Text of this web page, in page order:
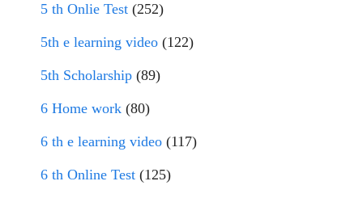
5 th Onlie Test (252)
5th e learning video (122)
5th Scholarship (89)
6 Home work (80)
6 th e learning video (117)
6 th Online Test (125)